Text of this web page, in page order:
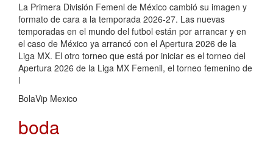
La Primera División Femenl de México cambió su imagen y
formato de cara a la temporada 2026-27. Las nuevas
temporadas en el mundo del futbol están por arrancar y en
el caso de México ya arrancó con el Apertura 2026 de la
Liga MX. El otro torneo que está por iniciar es el torneo del
Apertura 2026 de la Liga MX Femenil, el torneo femenino de
l
BolaVip Mexico
boda